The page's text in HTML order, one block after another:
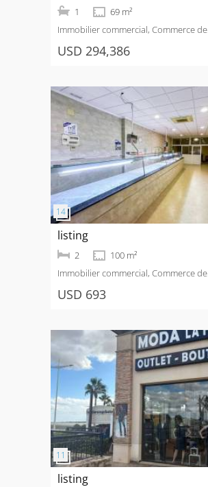
1
69 m²
Immobilier commercial, Commerce de
USD 294,386
listing
2
100 m²
Immobilier commercial, Commerce de
USD 693
listing